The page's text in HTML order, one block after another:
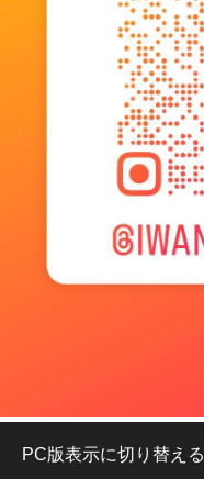
PC版表示に切り替える